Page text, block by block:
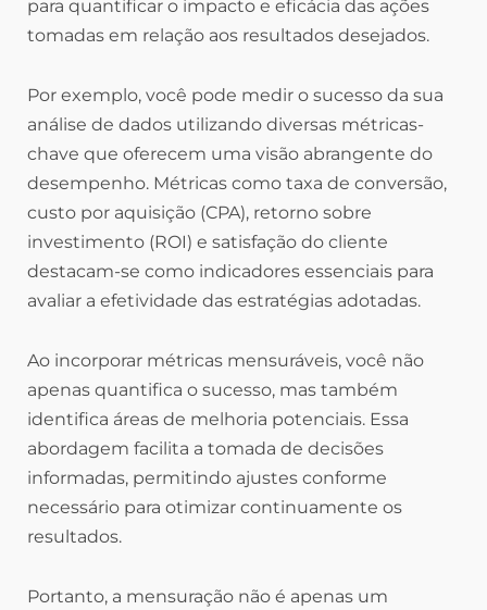
para quantificar o impacto e eficácia das ações
tomadas em relação aos resultados desejados.
Por exemplo, você pode medir o sucesso da sua
análise de dados utilizando diversas métricas-
chave que oferecem uma visão abrangente do
desempenho. Métricas como taxa de conversão,
custo por aquisição (CPA), retorno sobre
investimento (ROI) e satisfação do cliente
destacam-se como indicadores essenciais para
avaliar a efetividade das estratégias adotadas.
Ao incorporar métricas mensuráveis, você não
apenas quantifica o sucesso, mas também
identifica áreas de melhoria potenciais. Essa
abordagem facilita a tomada de decisões
informadas, permitindo ajustes conforme
necessário para otimizar continuamente os
resultados.
Portanto, a mensuração não é apenas um